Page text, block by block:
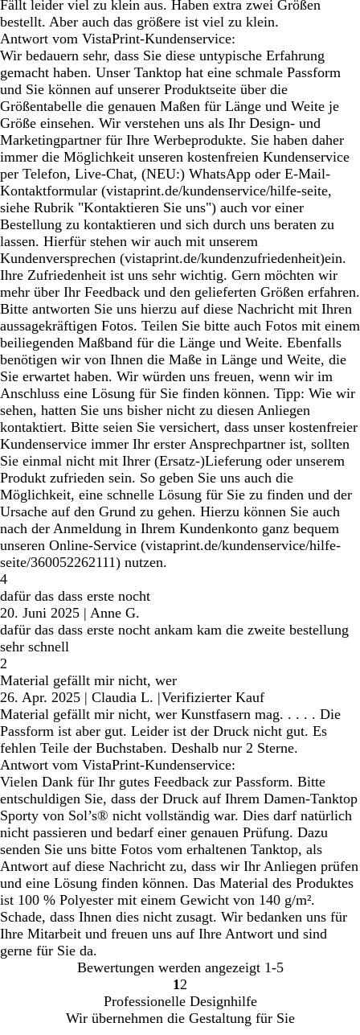
Fällt leider viel zu klein aus. Haben extra zwei Größen
bestellt. Aber auch das größere ist viel zu klein.
Antwort vom VistaPrint-Kundenservice:
Wir bedauern sehr, dass Sie diese untypische Erfahrung
gemacht haben. Unser Tanktop hat eine schmale Passform
und Sie können auf unserer Produktseite über die
Größentabelle die genauen Maßen für Länge und Weite je
Größe einsehen. Wir verstehen uns als Ihr Design- und
Marketingpartner für Ihre Werbeprodukte. Sie haben daher
immer die Möglichkeit unseren kostenfreien Kundenservice
per Telefon, Live-Chat, (NEU:) WhatsApp oder E-Mail-
Kontaktformular (vistaprint.de/kundenservice/hilfe-seite,
siehe Rubrik "Kontaktieren Sie uns") auch vor einer
Bestellung zu kontaktieren und sich durch uns beraten zu
lassen. Hierfür stehen wir auch mit unserem
Kundenversprechen (vistaprint.de/kundenzufriedenheit)ein.
Ihre Zufriedenheit ist uns sehr wichtig. Gern möchten wir
mehr über Ihr Feedback und den gelieferten Größen erfahren.
Bitte antworten Sie uns hierzu auf diese Nachricht mit Ihren
aussagekräftigen Fotos. Teilen Sie bitte auch Fotos mit einem
beiliegenden Maßband für die Länge und Weite. Ebenfalls
benötigen wir von Ihnen die Maße in Länge und Weite, die
Sie erwartet haben. Wir würden uns freuen, wenn wir im
Anschluss eine Lösung für Sie finden können. Tipp: Wie wir
sehen, hatten Sie uns bisher nicht zu diesen Anliegen
kontaktiert. Bitte seien Sie versichert, dass unser kostenfreier
Kundenservice immer Ihr erster Ansprechpartner ist, sollten
Sie einmal nicht mit Ihrer (Ersatz-)Lieferung oder unserem
Produkt zufrieden sein. So geben Sie uns auch die
Möglichkeit, eine schnelle Lösung für Sie zu finden und der
Ursache auf den Grund zu gehen. Hierzu können Sie auch
nach der Anmeldung in Ihrem Kundenkonto ganz bequem
unseren Online-Service (vistaprint.de/kundenservice/hilfe-
seite/360052262111) nutzen.
4
dafür das dass erste nocht
20. Juni 2025 | Anne G.
dafür das dass erste nocht ankam kam die zweite bestellung
sehr schnell
2
Material gefällt mir nicht, wer
26. Apr. 2025 | Claudia L. |Verifizierter Kauf
Material gefällt mir nicht, wer Kunstfasern mag. . . . . Die
Passform ist aber gut. Leider ist der Druck nicht gut. Es
fehlen Teile der Buchstaben. Deshalb nur 2 Sterne.
Antwort vom VistaPrint-Kundenservice:
Vielen Dank für Ihr gutes Feedback zur Passform. Bitte
entschuldigen Sie, dass der Druck auf Ihrem Damen-Tanktop
Sporty von Sol’s® nicht vollständig war. Dies darf natürlich
nicht passieren und bedarf einer genauen Prüfung. Dazu
senden Sie uns bitte Fotos vom erhaltenen Tanktop, als
Antwort auf diese Nachricht zu, dass wir Ihr Anliegen prüfen
und eine Lösung finden können. Das Material des Produktes
ist 100 % Polyester mit einem Gewicht von 140 g/m².
Schade, dass Ihnen dies nicht zusagt. Wir bedanken uns für
Ihre Mitarbeit und freuen uns auf Ihre Antwort und sind
gerne für Sie da.
Bewertungen werden angezeigt 1-5
Gehe
zu
Seite
1 Gehe
zu
Seite
2
Professionelle Designhilfe
Wir übernehmen die Gestaltung für Sie